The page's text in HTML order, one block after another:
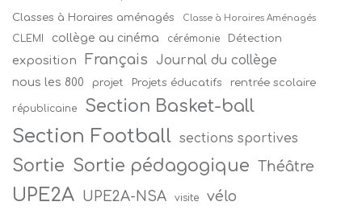
Classes à Horaires aménagés Classe à Horaires Aménagés
CLEMI collège au cinéma cérémonie Détection
exposition Français Journal du collège
nous les 800 projet Projets éducatifs rentrée scolaire
républicaine Section Basket-ball
Section Football sections sportives
Sortie Sortie pédagogique Théâtre
UPE2A UPE2A-NSA visite vélo